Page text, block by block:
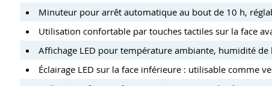
Minuteur pour arrêt automatique au bout de 10 h,
Utilisation confortable par touches tactiles sur la face
Affichage LED pour température ambiante, humidité
Éclairage LED sur la face inférieure : utilisable comme